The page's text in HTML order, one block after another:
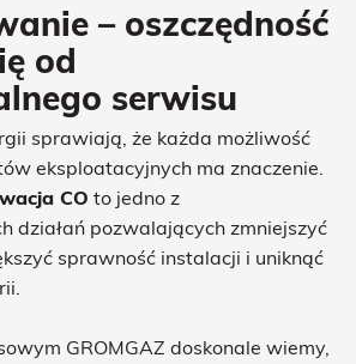
– oszczędność
od
serwisu
sprawiają, że każda możliwość
eksploatacyjnych ma znaczenie.
CO to jedno z
działań pozwalających zmniejszyć
sprawność instalacji i uniknąć
GROMGAZ doskonale wiemy,